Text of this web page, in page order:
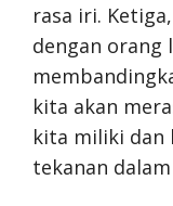
rasa iri.
dengan orang
kita akan
kita miliki dan
tekanan